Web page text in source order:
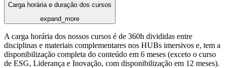
Carga horária e duração dos cursos
expand_more
A carga horária dos nossos cursos é de 360h divididas entre
disciplinas e materiais complementares nos HUBs imersivos e, tem a
disponibilização completa do conteúdo em 6 meses (exceto o curso
de ESG, Liderança e Inovação, com disponibilização em 12 meses).